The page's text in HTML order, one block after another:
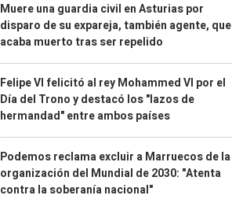
Muere una guardia civil en Asturias por
disparo de su expareja, también agente, que
acaba muerto tras ser repelido
Felipe VI felicitó al rey Mohammed VI por el
Día del Trono y destacó los "lazos de
hermandad" entre ambos países
Podemos reclama excluir a Marruecos de la
organización del Mundial de 2030: "Atenta
contra la soberanía nacional"